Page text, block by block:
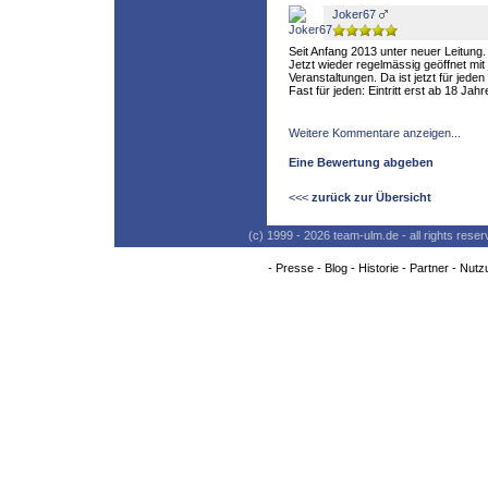
Joker67
Seit Anfang 2013 unter neuer Leitung.
Jetzt wieder regelmässig geöffnet mit
Veranstaltungen. Da ist jetzt für
Fast für jeden: Eintritt erst ab 18
Weitere Kommentare anzeigen...
Eine Bewertung abgeben
<<< zurück zur Übersicht
(c) 1999 - 2026 team-ulm.de - all rights
- Presse- Blog- Historie- Partner-